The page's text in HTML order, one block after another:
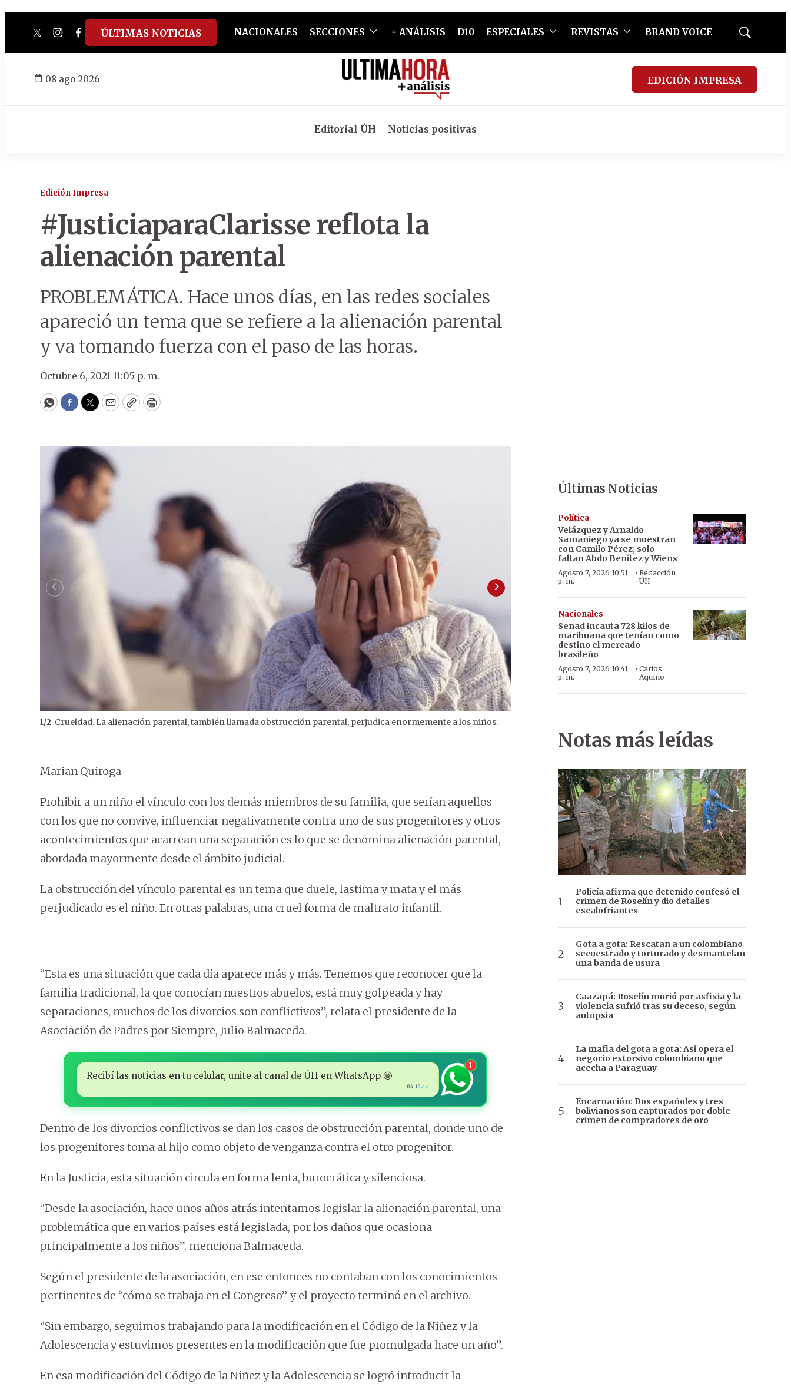
twitterinstagram
facebook
tiktokyoutube
spotify
ÚLTIMAS NOTICIAS NACIONALES SECCIONES + ANÁLISIS D10 ESPECIALES REVISTAS BRAND VOICE
Mostrar
08 ago 2026 EDICIÓN IMPRESA
Editorial ÚH Noticias positivas
Edición Impresa
#JusticiaparaClarisse reflota la
alienación parental
PROBLEMÁTICA. Hace unos días, en las redes sociales
apareció un tema que se refiere a la alienación parental
y va tomando fuerza con el paso de las horas.
Octubre 6, 2021 11:05 p. m.
WhatsApp
Facebook
Twitter
EmailCopyPrint
1/2 Crueldad. La alienación parental, también llamada obstrucción parental, perjudica enormemente a los niños.
Marian Quiroga
Prohibir a un niño el vínculo con los demás miembros de su familia, que serían aquellos
con los que no convive, influenciar negativamente contra uno de sus progenitores y otros
acontecimientos que acarrean una separación es lo que se denomina alienación parental,
abordada mayormente desde el ámbito judicial.
La obstrucción del vínculo parental es un tema que duele, lastima y mata y el más
perjudicado es el niño. En otras palabras, una cruel forma de maltrato infantil.
“Esta es una situación que cada día aparece más y más. Tenemos que reconocer que la
familia tradicional, la que conocían nuestros abuelos, está muy golpeada y hay
separaciones, muchos de los divorcios son conflictivos”, relata el presidente de la
Asociación de Padres por Siempre, Julio Balmaceda.
Recibí las noticias en tu celular, unite al canal de ÚH en WhatsApp 🤩
04:10 ✓✓
1
Dentro de los divorcios conflictivos se dan los casos de obstrucción parental, donde uno de
los progenitores toma al hijo como objeto de venganza contra el otro progenitor.
En la Justicia, esta situación circula en forma lenta, burocrática y silenciosa.
“Desde la asociación, hace unos años atrás intentamos legislar la alienación parental, una
problemática que en varios países está legislada, por los daños que ocasiona
principalmente a los niños”, menciona Balmaceda.
Según el presidente de la asociación, en ese entonces no contaban con los conocimientos
pertinentes de “cómo se trabaja en el Congreso” y el proyecto terminó en el archivo.
“Sin embargo, seguimos trabajando para la modificación en el Código de la Niñez y la
Adolescencia y estuvimos presentes en la modificación que fue promulgada hace un año”.
En esa modificación del Código de la Niñez y la Adolescencia se logró introducir la
Últimas Noticias
Política
Velázquez y Arnaldo
Samaniego ya se muestran
con Camilo Pérez; solo
faltan Abdo Benítez y Wiens
Agosto 7, 2026 10:51
p. m.
·Redacción
ÚH
Nacionales
Senad incauta 728 kilos de
marihuana que tenían como
destino el mercado
brasileño
Agosto 7, 2026 10:41
p. m.
· Carlos
Aquino
Notas más leídas
Policía afirma que detenido confesó el
crimen de Roselín y dio detalles
escalofriantes
Gota a gota: Rescatan a un colombiano
secuestrado y torturado y desmantelan
una banda de usura
Caazapá: Roselín murió por asfixia y la
violencia sufrió tras su deceso, según
autopsia
La mafia del gota a gota: Así opera el
negocio extorsivo colombiano que
acecha a Paraguay
Encarnación: Dos españoles y tres
bolivianos son capturados por doble
crimen de compradores de oro